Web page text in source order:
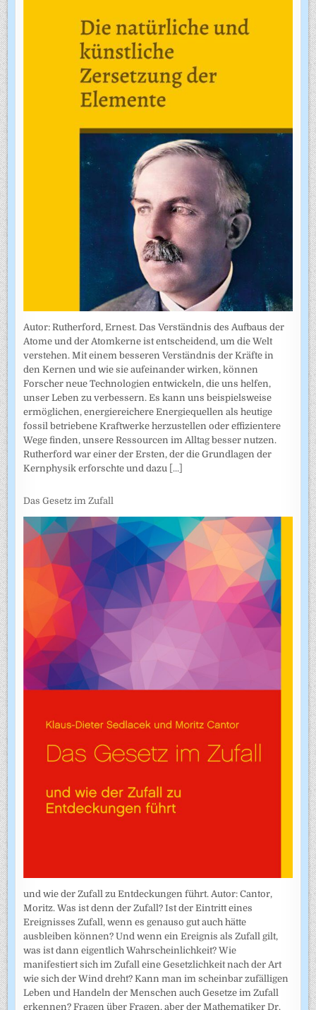
Autor: Rutherford, Ernest. Das Verständnis des Aufbaus der
Atome und der Atomkerne ist entscheidend, um die Welt
verstehen. Mit einem besseren Verständnis der Kräfte in
den Kernen und wie sie aufeinander wirken, können
Forscher neue Technologien entwickeln, die uns helfen,
unser Leben zu verbessern. Es kann uns beispielsweise
ermöglichen, energiereichere Energiequellen als heutige
fossil betriebene Kraftwerke herzustellen oder effizientere
Wege finden, unsere Ressourcen im Alltag besser nutzen.
Rutherford war einer der Ersten, der die Grundlagen der
Kernphysik erforschte und dazu [...]
Das Gesetz im Zufall
und wie der Zufall zu Entdeckungen führt. Autor: Cantor,
Moritz. Was ist denn der Zufall? Ist der Eintritt eines
Ereignisses Zufall, wenn es genauso gut auch hätte
ausbleiben können? Und wenn ein Ereignis als Zufall gilt,
was ist dann eigentlich Wahrscheinlichkeit? Wie
manifestiert sich im Zufall eine Gesetzlichkeit nach der Art
wie sich der Wind dreht? Kann man im scheinbar zufälligen
Leben und Handeln der Menschen auch Gesetze im Zufall
erkennen? Fragen über Fragen, aber der Mathematiker Dr.